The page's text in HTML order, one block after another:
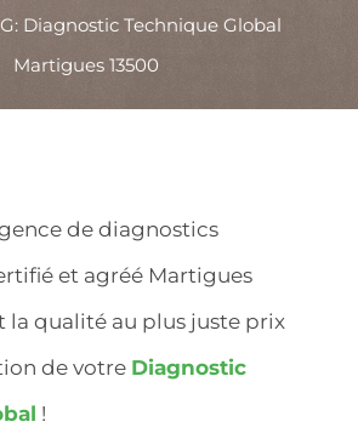
Diagnostic Technique Global
Martigues 13500
de diagnostics
et agréé Martigues
la qualité au plus juste prix
de votre Diagnostic
!